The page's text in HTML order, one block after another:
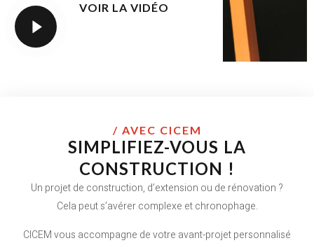
VOIR LA VIDÉO
/ AVEC CICEM
SIMPLIFIEZ-VOUS LA
CONSTRUCTION !
Un projet de construction, d’extension ou de rénovation ?
Cela peut s’avérer complexe et chronophage.
CICEM vous accompagne de votre avant-projet personnalisé